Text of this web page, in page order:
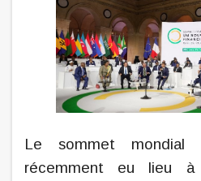
Le sommet
récemment eu lieu